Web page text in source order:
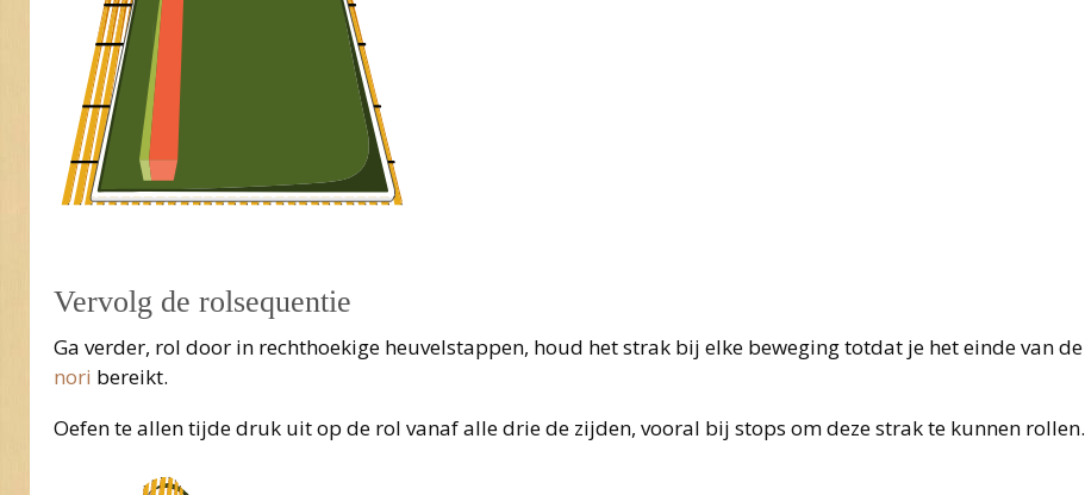
Vervolg de rolsequentie
Ga verder, rol door in rechthoekige heuvelstappen, houd het strak bij elke beweging totdat je het einde van de
nori bereikt.
Oefen te allen tijde druk uit op de rol vanaf alle drie de zijden, vooral bij stops om deze strak te kunnen rollen.